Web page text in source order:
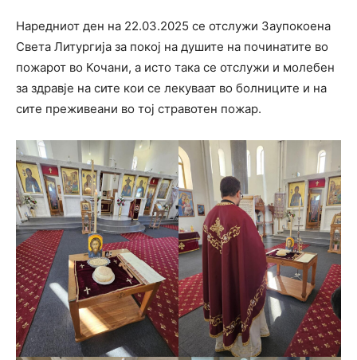
Наредниот ден на 22.03.2025 се отслужи Заупокоена
Света Литургија за покој на душите на починатите во
пожарот во Кочани, а исто така се отслужи и молебен
за здравје на сите кои се лекуваат во болниците и на
сите преживеани во тој стравотен пожар.